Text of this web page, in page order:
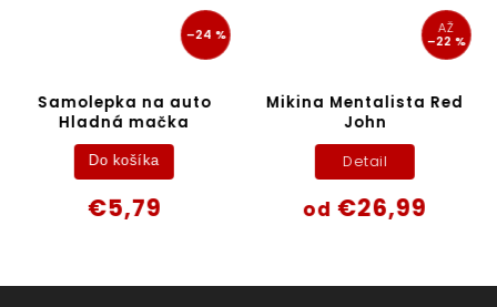
–24 %
Samolepka na auto
Hladná mačka
€5,79
Do košíka
AŽ
–22 %
Mikina Mentalista Red
John
od €26,99
Detail